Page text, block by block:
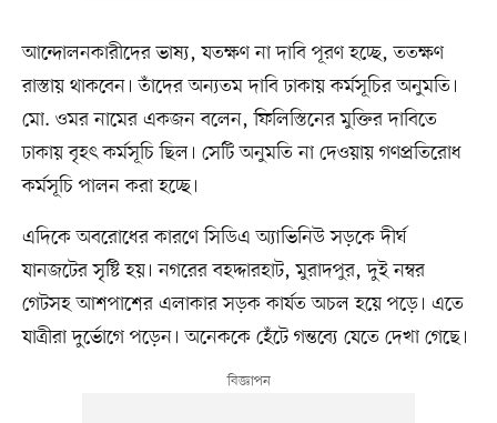
আন্দোলনকারীদের ভাষ্য, যতক্ষণ না দাবি পূরণ হচ্ছে, ততক্ষণ
রাস্তায় থাকবেন। তাঁদের অন্যতম দাবি ঢাকায় কর্মসূচির অনুমতি।
মো. ওমর নামের একজন বলেন, ফিলিস্তিনের মুক্তির দাবিতে
ঢাকায় বৃহৎ কর্মসূচি ছিল। সেটি অনুমতি না দেওয়ায় গণপ্রতিরোধ
কর্মসূচি পালন করা হচ্ছে।
এদিকে অবরোধের কারণে সিডিএ অ্যাভিনিউ সড়কে দীর্ঘ
যানজটের সৃষ্টি হয়। নগরের বহদ্দারহাট, মুরাদপুর, দুই নম্বর
গেটসহ আশপাশের এলাকার সড়ক কার্যত অচল হয়ে পড়ে। এতে
যাত্রীরা দুর্ভোগে পড়েন। অনেককে হেঁটে গন্তব্যে যেতে দেখা গেছে।